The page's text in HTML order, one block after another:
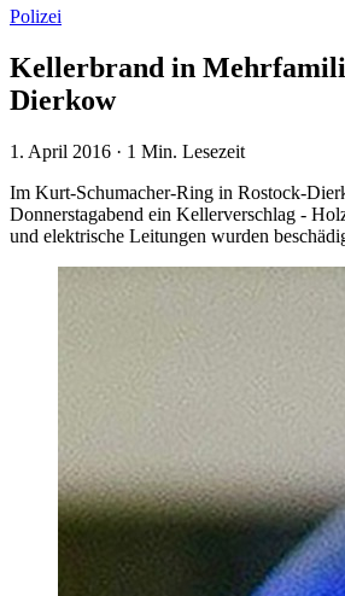
Polizei
Kellerbrand in
Dierkow
1. April 2016 · 1 Min. Lesezeit
Im Kurt-Schumacher-Ring in Rostock-
Donnerstagabend ein Kellerverschlag -
und elektrische Leitungen wurden